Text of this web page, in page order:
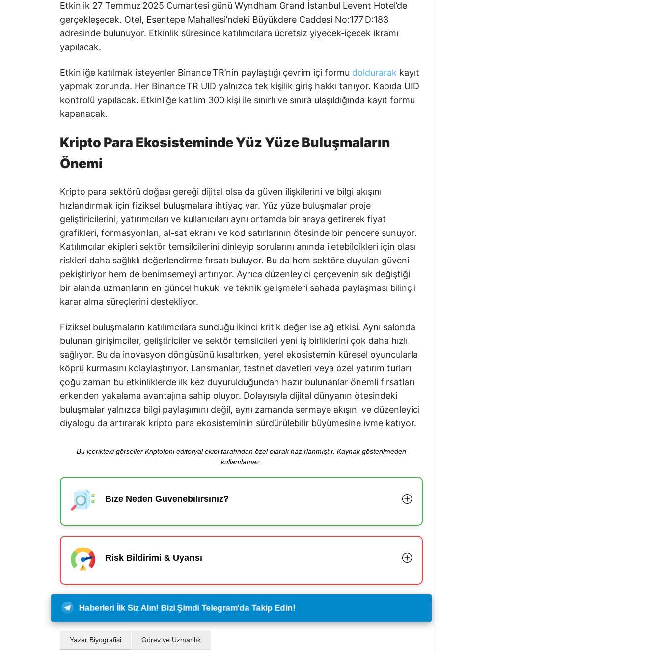
Etkinlik 27 Temmuz 2025 Cumartesi günü Wyndham Grand İstanbul Levent Hotel’de
gerçekleşecek. Otel, Esentepe Mahallesi’ndeki Büyükdere Caddesi No:177 D:183
adresinde bulunuyor. Etkinlik süresince katılımcılara ücretsiz yiyecek‑içecek ikramı
yapılacak.
Etkinliğe katılmak isteyenler Binance TR’nin paylaştığı çevrim içi formu doldurarak kayıt
yapmak zorunda. Her Binance TR UID yalnızca tek kişilik giriş hakkı tanıyor. Kapıda UID
kontrolü yapılacak. Etkinliğe katılım 300 kişi ile sınırlı ve sınıra ulaşıldığında kayıt formu
kapanacak.
Kripto Para Ekosisteminde Yüz Yüze Buluşmaların
Önemi
Kripto para sektörü doğası gereği dijital olsa da güven ilişkilerini ve bilgi akışını
hızlandırmak için fiziksel buluşmalara ihtiyaç var. Yüz yüze buluşmalar proje
geliştiricilerini, yatırımcıları ve kullanıcıları aynı ortamda bir araya getirerek fiyat
grafikleri, formasyonları, al-sat ekranı ve kod satırlarının ötesinde bir pencere sunuyor.
Katılımcılar ekipleri sektör temsilcilerini dinleyip sorularını anında iletebildikleri için olası
riskleri daha sağlıklı değerlendirme fırsatı buluyor. Bu da hem sektöre duyulan güveni
pekiştiriyor hem de benimsemeyi artırıyor. Ayrıca düzenleyici çerçevenin sık değiştiği
bir alanda uzmanların en güncel hukuki ve teknik gelişmeleri sahada paylaşması bilinçli
karar alma süreçlerini destekliyor.
Fiziksel buluşmaların katılımcılara sunduğu ikinci kritik değer ise ağ etkisi. Aynı salonda
bulunan girişimciler, geliştiriciler ve sektör temsilcileri yeni iş birliklerini çok daha hızlı
sağlıyor. Bu da inovasyon döngüsünü kısaltırken, yerel ekosistemin küresel oyuncularla
köprü kurmasını kolaylaştırıyor. Lansmanlar, testnet davetleri veya özel yatırım turları
çoğu zaman bu etkinliklerde ilk kez duyurulduğundan hazır bulunanlar önemli fırsatları
erkenden yakalama avantajına sahip oluyor. Dolayısıyla dijital dünyanın ötesindeki
buluşmalar yalnızca bilgi paylaşımını değil, aynı zamanda sermaye akışını ve düzenleyici
diyalogu da artırarak kripto para ekosisteminin sürdürülebilir büyümesine ivme katıyor.
Bu içerikteki görseller Kriptofoni editoryal ekibi tarafından özel olarak hazırlanmıştır. Kaynak gösterilmeden
kullanılamaz.
Bize Neden Güvenebilirsiniz?
Risk Bildirimi & Uyarısı
Haberleri İlk Siz Alın! Bizi Şimdi Telegram'da Takip Edin!
Yazar Biyografisi Görev ve Uzmanlık